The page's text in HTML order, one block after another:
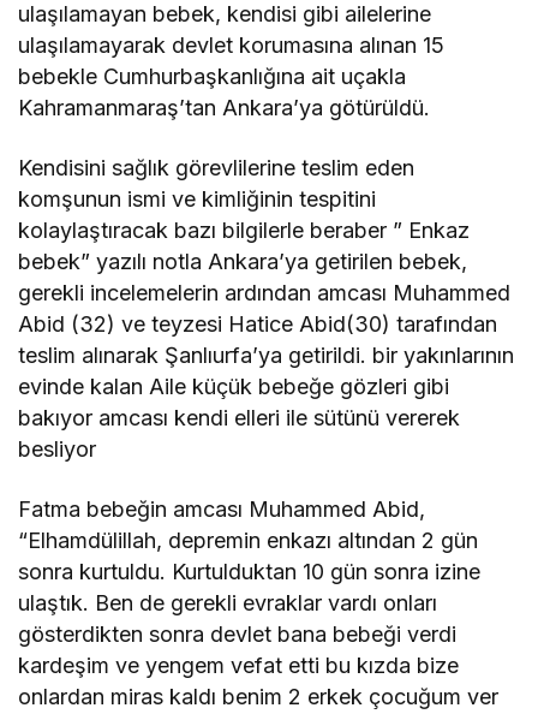
ulaşılamayan bebek, kendisi gibi ailelerine
ulaşılamayarak devlet korumasına alınan 15
bebekle Cumhurbaşkanlığına ait uçakla
Kahramanmaraş’tan Ankara’ya götürüldü.
Kendisini sağlık görevlilerine teslim eden
komşunun ismi ve kimliğinin tespitini
kolaylaştıracak bazı bilgilerle beraber ” Enkaz
bebek” yazılı notla Ankara’ya getirilen bebek,
gerekli incelemelerin ardından amcası Muhammed
Abid (32) ve teyzesi Hatice Abid(30) tarafından
teslim alınarak Şanlıurfa’ya getirildi. bir yakınlarının
evinde kalan Aile küçük bebeğe gözleri gibi
bakıyor amcası kendi elleri ile sütünü vererek
besliyor
Fatma bebeğin amcası Muhammed Abid,
“Elhamdülillah, depremin enkazı altından 2 gün
sonra kurtuldu. Kurtulduktan 10 gün sonra izine
ulaştık. Ben de gerekli evraklar vardı onları
gösterdikten sonra devlet bana bebeği verdi
kardeşim ve yengem vefat etti bu kızda bize
onlardan miras kaldı benim 2 erkek çocuğum ver